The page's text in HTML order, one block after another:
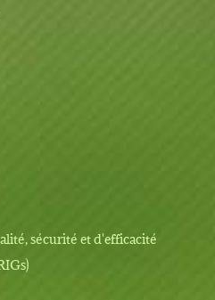
sécurité et d'efficacité